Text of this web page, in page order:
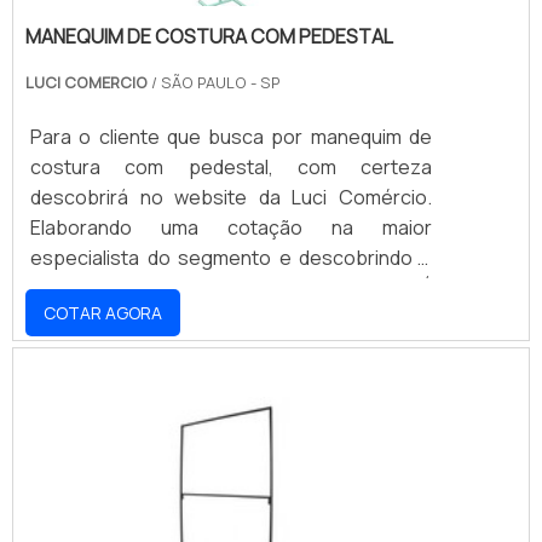
MANEQUIM DE COSTURA COM PEDESTAL
LUCI COMERCIO / SÃO PAULO - SP
Para o cliente que busca por manequim de
costura com pedestal, com certeza
descobrirá no website da Luci Comércio.
Elaborando uma cotação na maior
especialista do segmento e descobrindo a
organização mais competente do ramo.É
importante lembrar que o produto deve ser
adquirido com empresas especializadas.
qualidade e durabilidade dos materiais, além
de evitar prejuízos com substituições
com suas funções adequadamente. Assim, é
possível poupar gastos desnecessários.UM
COTAR AGORA